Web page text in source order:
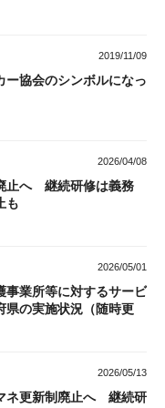
2019/11/09
ー協会のシンボルになっ
2026/04/08
止へ 継続研修は義務
も
2026/05/01
事業所等に対するサービ
の実施状況（随時更
2026/05/13
ネ更新制廃止へ 継続研